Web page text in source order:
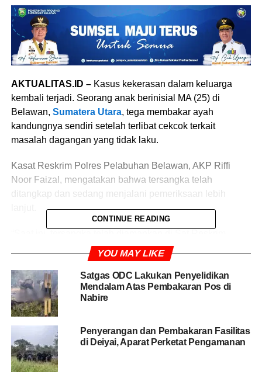
AKTUALITAS.ID –Kasus kekerasan dalam keluarga
kembali terjadi. Seorang anak berinisial MA (25) di
Belawan, Sumatera Utara, tega membakar ayah
kandungnya sendiri setelah terlibat cekcok terkait
masalah dagangan yang tidak laku.
Kasat Reskrim Polres Pelabuhan Belawan, AKP Riffi
Noor Faizal, mengatakan bahwa tersangka telah
ditangkap dan sedang menjalani pemeriksaan lebih
Polres Pelabuhan Belawan untuk menjalani proses
penyidikan lebih lanjut,” tuturnya, Jumat (14/2/2025).
Riffi menjelaskan, kejadian bermula ketika korban yang
merupakan ayah tersangka meminta anaknya untuk
mengantar bekerja. Namun, tersangka justru marah dan
menuduh ayahnya telah menggunakan guna-guna
sehingga dagangannya tidak laku.
CONTINUE READING
YOU MAY LIKE
Satgas ODC Lakukan Penyelidikan
Mendalam Atas Pembakaran Pos di
Nabire
Penyerangan dan Pembakaran Fasilitas
di Deiyai, Aparat Perketat Pengamanan